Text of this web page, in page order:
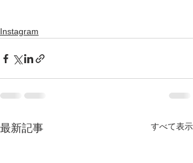
Instagram
最新記事 すべて表示